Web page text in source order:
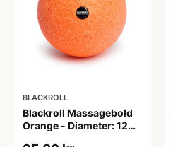
BLACKROLL
Blackroll Massagebold
Orange - Diameter: 12